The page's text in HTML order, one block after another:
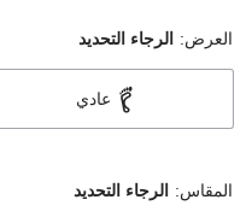
العرض: الرجاء التحديد
عادي
المقاس: الرجاء التحديد